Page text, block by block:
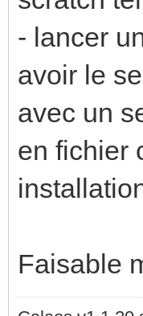
- lancer
avoir le
avec un
en fichier
Faisable